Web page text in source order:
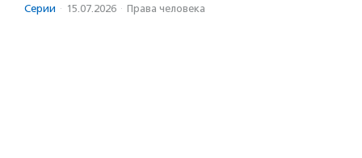
Серии · 15.07.2026 · Права человека